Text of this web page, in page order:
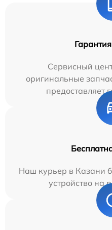
Сервисный
оригинальные
предоставляет
Наш курьер в Казани
устройство на